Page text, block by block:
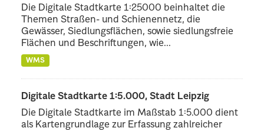
Die Digitale Stadtkarte 1:25000 beinhaltet die
Themen Straßen- und Schienennetz, die
Gewässer, Siedlungsflächen, sowie siedlungsfreie
Flächen und Beschriftungen, wie...
WMS
Digitale Stadtkarte 1:5.000, Stadt Leipzig
Die Digitale Stadtkarte im Maßstab 1:5.000 dient
als Kartengrundlage zur Erfassung zahlreicher